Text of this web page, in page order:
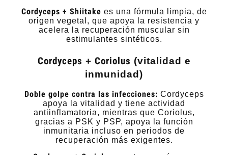
Cordyceps + Shiitake es una fórmula limpia, de
origen vegetal, que apoya la resistencia y
acelera la recuperación muscular sin
estimulantes sintéticos.
Cordyceps + Coriolus (vitalidad e
inmunidad)
Doble golpe contra las infecciones: Cordyceps
apoya la vitalidad y tiene actividad
antiinflamatoria, mientras que Coriolus,
gracias a PSK y PSP, apoya la función
inmunitaria incluso en periodos de
recuperación más exigentes.